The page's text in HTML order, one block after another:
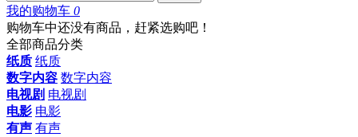
我的购物车 0
购物车中还没有商品，赶紧选购吧！
全部商品分类
纸质 纸质
数字内容 数字内容
电视剧 电视剧
电影 电影
有声 有声